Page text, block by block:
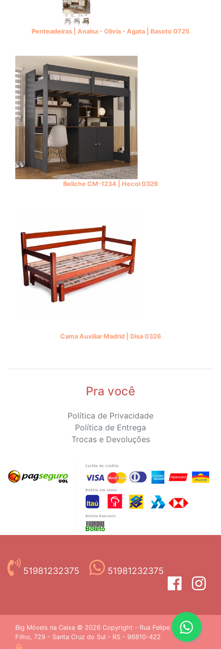
Penteadeiras | Anaisa - Olivia - Agata | Basoto 0725
Beliche CM-1234 | Hecol 0326
Cama Auxiliar Madrid | Disa 0326
Pra você
Política de Privacidade
Política de Entrega
Trocas e Devoluções
51981232375 51981232375
Big Móveis na Caixa © 2026 Copyright - Rua Felipe Jacobus
Filho, 729 - Santa Cruz do Sul - RS - 96810-422